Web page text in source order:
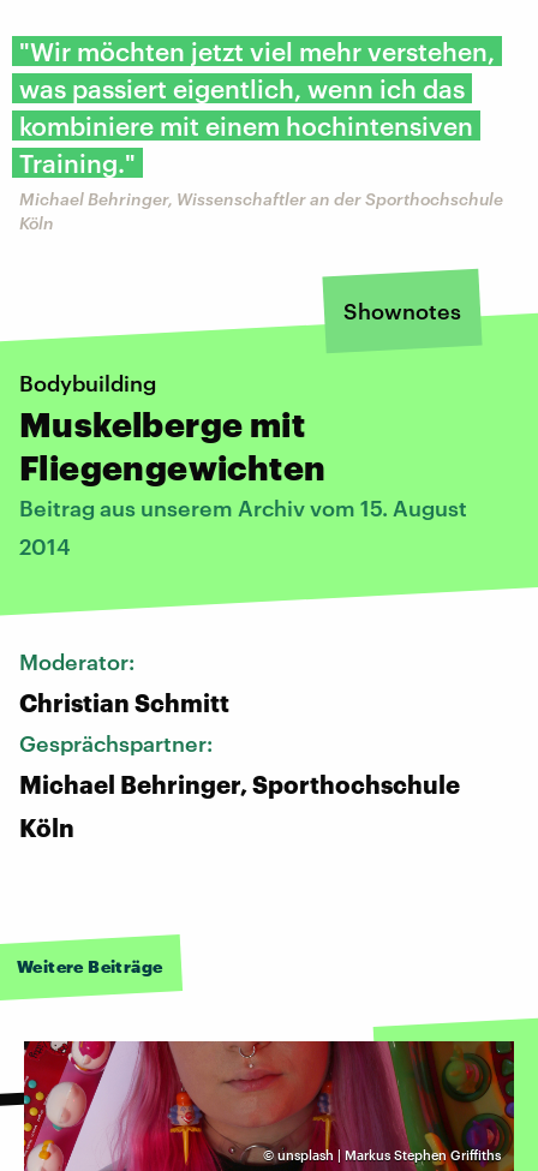
"Wir möchten jetzt viel mehr verstehen,
was passiert eigentlich, wenn ich das
kombiniere mit einem hochintensiven
Training."
Michael Behringer, Wissenschaftler an der Sporthochschule
Köln
Shownotes
Bodybuilding
Muskelberge mit
Fliegengewichten
Beitrag aus unserem Archiv vom 15. August
2014
Moderator:
Christian Schmitt
Gesprächspartner:
Michael Behringer, Sporthochschule
Köln
Weitere Beiträge
©unsplash | Markus Stephen Griffiths